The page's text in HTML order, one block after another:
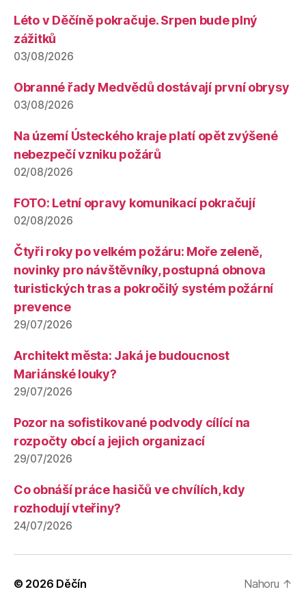
Léto v Děčíně pokračuje. Srpen bude plný
zážitků
03/08/2026
Obranné řady Medvědů dostávají první obrysy
03/08/2026
Na území Ústeckého kraje platí opět zvýšené
nebezpečí vzniku požárů
02/08/2026
FOTO: Letní opravy komunikací pokračují
02/08/2026
Čtyři roky po velkém požáru: Moře zeleně,
novinky pro návštěvníky, postupná obnova
turistických tras a pokročilý systém požární
prevence
29/07/2026
Architekt města: Jaká je budoucnost
Mariánské louky?
29/07/2026
Pozor na sofistikované podvody cílící na
rozpočty obcí a jejich organizací
29/07/2026
Co obnáší práce hasičů ve chvílích, kdy
rozhodují vteřiny?
24/07/2026
© 2026 Děčín Nahoru ↑